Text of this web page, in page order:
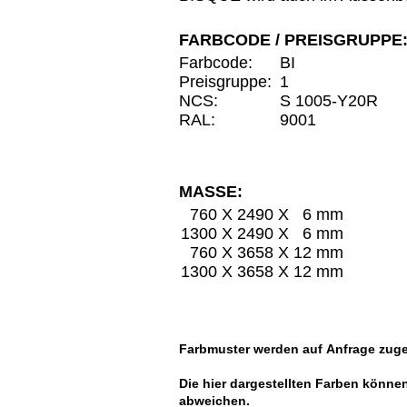
FARBCODE / PREISGRUPPE:
Farbcode:
Preisgruppe:
NCS:
RAL:
BI
1
S 1005-Y20R
9001
MASSE:
760 X 2490 X 6 mm
1300 X 2490 X 6 mm
760 X 3658 X 12 mm
1300 X 3658 X 12 mm
Farbmuster werden auf Anfrage
Die hier dargestellten Farben
abweichen.